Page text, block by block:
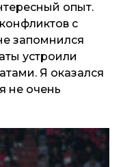
опыт.
с
запомнился
устроили
Я оказался
не очень